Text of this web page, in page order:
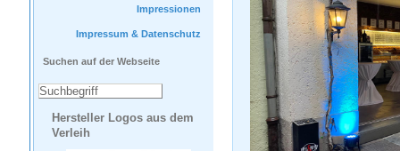
Impressionen
Impressum & Datenschutz
Suchen auf der Webseite
Hersteller Logos aus dem
Verleih